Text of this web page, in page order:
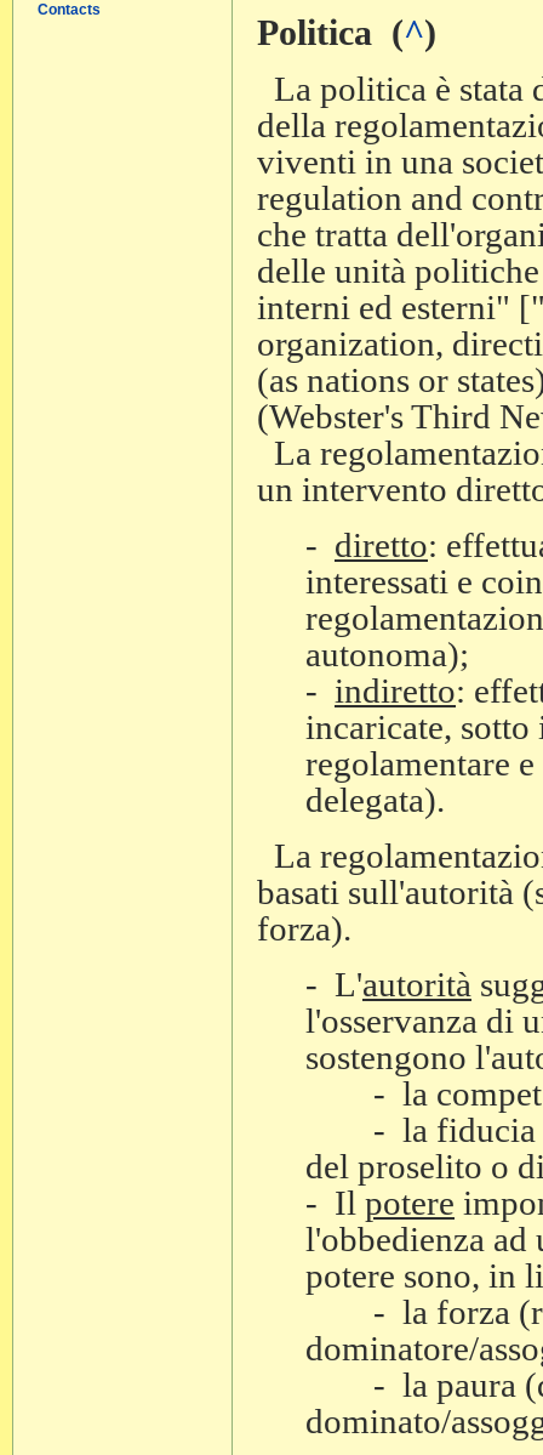
Contacts
Politica (^)
La politica è stata
della
viventi in una
regulation and
che tratta
delle unità
interni ed esterni"
organization,
(as nations or
(Webster's Third
La
un intervento
- diretto:
interessati e
autonoma);
- indiretto:
incaricate,
regolamentare
delegata).
La
basati sull'autorità
forza).
- L'autorità
l'osservanza di
sostengono
- la
- la fiducia o
del proselito o
- Il potere
l'obbedienza ad
potere sono, in
- la forza
dominatore/
- la paura
dominato/